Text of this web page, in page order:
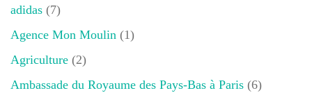
adidas (7)
Agence Mon Moulin (1)
Agriculture (2)
Ambassade du Royaume des Pays-Bas à Paris (6)